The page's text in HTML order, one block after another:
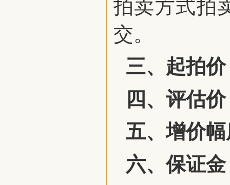
拍卖方式拍
交。
三、起拍
四、评估
五、增价
六、保证